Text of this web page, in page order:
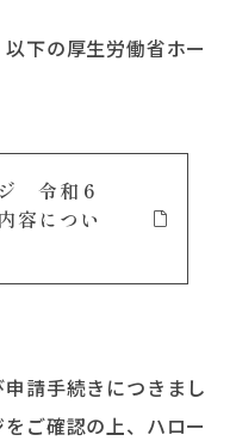
下の厚生労働省ホー
令和６
容につい
請手続きにつきまし
ご確認の上、ハロー